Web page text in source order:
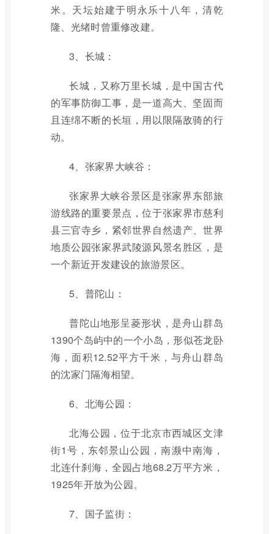
米。天坛始建于明永乐十八年，清乾
隆、光绪时曾重修改建。
3、长城：
长城，又称万里长城，是中国古代
的军事防御工事，是一道高大、坚固而
且连绵不断的长垣，用以限隔敌骑的行
动。
4、张家界大峡谷：
张家界大峡谷景区是张家界东部旅
游线路的重要景点，位于张家界市慈利
县三官寺乡，紧邻世界自然遗产、世界
地质公园张家界武陵源风景名胜区，是
一个新近开发建设的旅游景区。
5、普陀山：
普陀山地形呈菱形状，是舟山群岛
1390个岛屿中的一个小岛，形似苍龙卧
海，面积12.52平方千米，与舟山群岛
的沈家门隔海相望。
6、北海公园：
北海公园，位于北京市西城区文津
街1号，东邻景山公园，南濒中南海，
北连什刹海，全园占地68.2万平方米，
1925年开放为公园。
7、国子监街：